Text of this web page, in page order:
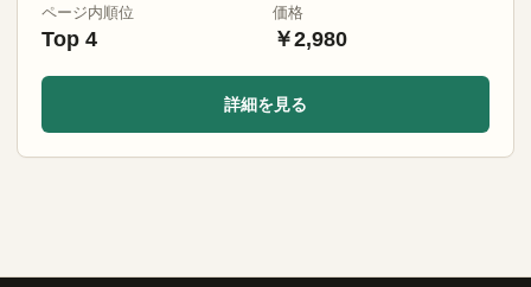
ページ内順位
Top 4
価格
￥2,980
詳細を見る